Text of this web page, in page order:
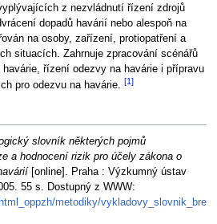
z nezvládnutí řízení zdrojů
dopadů havárií nebo alespoň na
na osoby, zařízení, protiopatření a
situacích. Zahrnuje zpracování scénářů
řízení odezvy na havárie i přípravu
pro odezvu na havárie. [1]
slovník některých pojmů
a hodnocení rizik pro účely zákona o
[online]. Praha : Výzkumný ústav
55 s. Dostupný z WWW:
metodiky/vykladovy_slovnik_bre